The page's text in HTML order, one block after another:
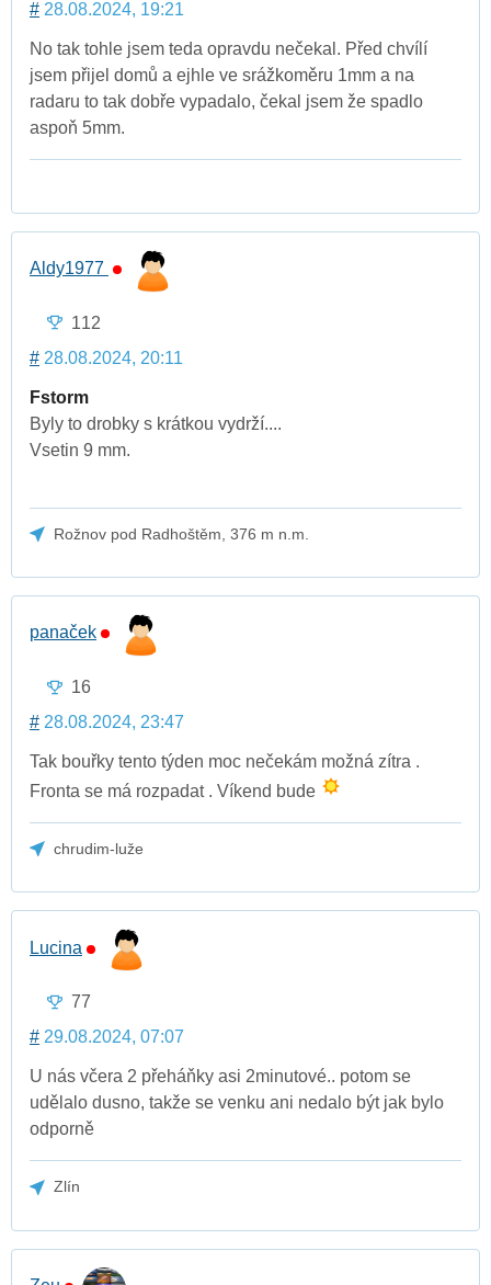
# 28.08.2024, 19:21
No tak tohle jsem teda opravdu nečekal. Před chvílí
jsem přijel domů a ejhle ve srážkoměru 1mm a na
radaru to tak dobře vypadalo, čekal jsem že spadlo
aspoň 5mm.
Aldy1977
112
# 28.08.2024, 20:11
Fstorm
Byly to drobky s krátkou vydrží....
Vsetin 9 mm.
Rožnov pod Radhoštěm, 376 m n.m.
panaček
16
# 28.08.2024, 23:47
Tak bouřky tento týden moc nečekám možná zítra .
Fronta se má rozpadat . Víkend bude
chrudim-luže
Lucina
77
# 29.08.2024, 07:07
U nás včera 2 přeháňky asi 2minutové.. potom se
udělalo dusno, takže se venku ani nedalo být jak bylo
odporně
Zlín